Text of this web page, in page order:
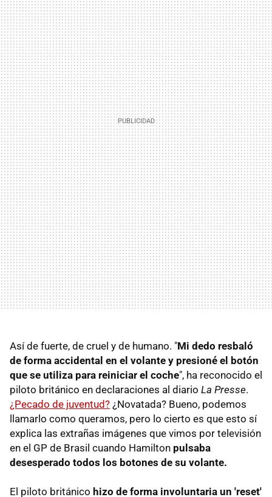
Así de fuerte, de cruel y de humano. "Mi dedo resbaló
de forma accidental en el volante y presioné el botón
que se utiliza para reiniciar el coche", ha reconocido el
piloto británico en declaraciones al diario La Presse.
¿Pecado de juventud? ¿Novatada? Bueno, podemos
llamarlo como queramos, pero lo cierto es que esto sí
explica las extrañas imágenes que vimos por televisión
en el GP de Brasil cuando Hamilton pulsaba
desesperado todos los botones de su volante.
El piloto británico hizo de forma involuntaria un 'reset'